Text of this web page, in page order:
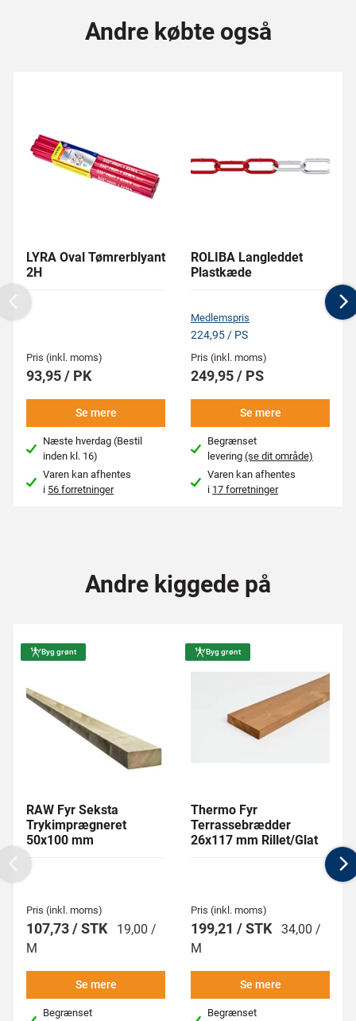
Andre købte også
LYRA Oval Tømrerblyant
2H
Pris (inkl. moms)
93,95 / PK
Se mere
Næste hverdag (Bestil
inden kl. 16)
Varen kan afhentes
i 56 forretninger
ROLIBA Langleddet
Plastkæde
Medlemspris
224,95 / PS
Pris (inkl. moms)
249,95 / PS
Se mere
Begrænset
levering(se dit område)
Varen kan afhentes
i 17 forretninger
Previous
Andre kiggede på
Byg grønt
RAW Fyr Seksta
Trykimprægneret
50x100 mm
Pris (inkl. moms)
107,73 / STK
19,00 /
M
Se mere
Begrænset
Byg grønt
Thermo Fyr
Terrassebrædder
26x117 mm Rillet/Glat
Pris (inkl. moms)
199,21 / STK 34,00 /
M
Se mere
Begrænset
Previous